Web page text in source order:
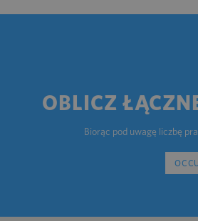
OBLICZ
Biorąc pod uwagę liczbę